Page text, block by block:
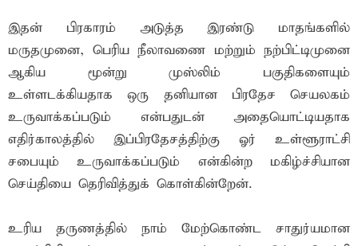
இதன் பிரகாரம் அடுத்த இரண்டு மாதங்களில்
மருதமுனை, பெரிய நீலாவணை மற்றும் நற்பிட்டிமுனை
ஆகிய மூன்று முஸ்லிம் பகுதிகளையும்
உள்ளடக்கியதாக ஒரு தனியான பிரதேச செயலகம்
உருவாக்கப்படும் என்பதுடன் அதையொட்டியதாக
எதிர்காலத்தில் இப்பிரதேசத்திற்கு ஓர் உள்ளூராட்சி
சபையும் உருவாக்கப்படும் என்கின்ற மகிழ்ச்சியான
செய்தியை தெரிவித்துக் கொள்கின்றேன்.
உரிய தருணத்தில் நாம் மேற்கொண்ட சாதுர்யமான